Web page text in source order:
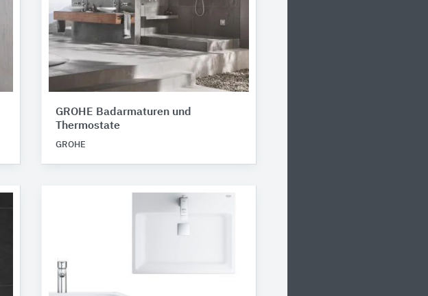
GROHE Badarmaturen und
Thermostate
GROHE